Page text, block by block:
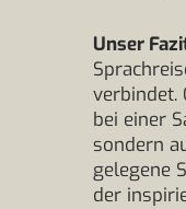
Unser
verbindet.
bei einer
sondern
gelegene
der